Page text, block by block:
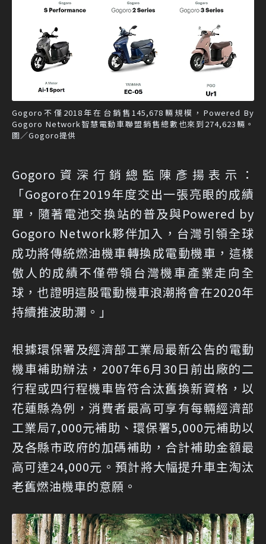
Gogoro不僅2018年在台銷售145,678輛規模，Powered By
Gogoro Network智慧電動車聯盟銷售總數也來到274,623輛。
圖／Gogoro提供
Gogoro資深行銷總監陳彥揚表示：
「Gogoro在2019年度交出一張亮眼的成績
單，隨著電池交換站的普及與Powered by
Gogoro Network夥伴加入，台灣引領全球
成功將傳統燃油機車轉換成電動機車，這樣
傲人的成績不僅帶領台灣機車產業走向全
球，也證明這股電動機車浪潮將會在2020年
持續推波助瀾。」
根據環保署及經濟部工業局最新公告的電動
機車補助辦法，2007年6月30日前出廠的二
行程或四行程機車皆符合汰舊換新資格，以
花蓮縣為例，消費者最高可享有每輛經濟部
工業局7,000元補助、環保署5,000元補助以
及各縣市政府的加碼補助，合計補助金額最
高可達24,000元。預計將大幅提升車主淘汰
老舊燃油機車的意願。